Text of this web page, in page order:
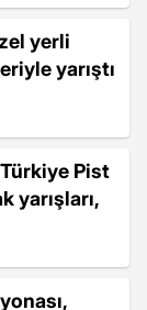
yerli
yarıştı
Pist
yarışları,